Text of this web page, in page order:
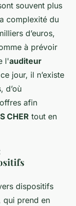
souvent plus
complexité du
d’euros,
à prévoir
l'auditeur
jour, il n’existe
d’où
afin
CHER tout en
dispositifs
qui prend en